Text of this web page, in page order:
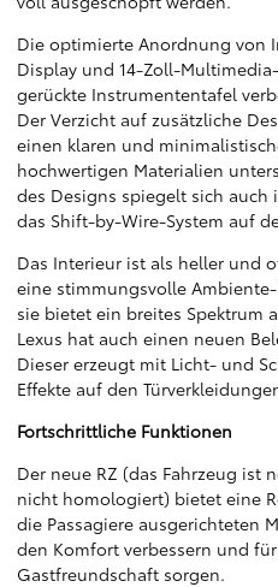
Die optimierte Anordnung von
Display und 14-Zoll-
gerückte Instrumententafel
Der Verzicht auf zusätzliche
einen klaren und
hochwertigen Materialien
des Designs spiegelt sich
das Shift-by-Wire-System auf
Das Interieur ist als heller und
eine stimmungsvolle
sie bietet ein breites Spektrum
Lexus hat auch einen neuen
Dieser erzeugt mit Licht- und
Effekte auf den
Fortschrittliche Funktionen
Der neue RZ (das Fahrzeug ist
nicht homologiert) bietet eine
die Passagiere ausgerichteten
den Komfort verbessern und
Gastfreundschaft sorgen.